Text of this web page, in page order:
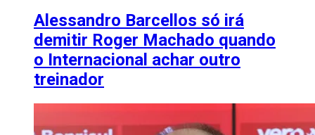
Alessandro Barcellos só irá
demitir Roger Machado quando
o Internacional achar outro
treinador